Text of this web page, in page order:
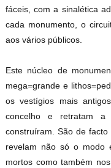
fáceis, com a sinalética
cada monumento, o
aos vários públicos.
Este núcleo de
mega=grande e
os vestígios mais
concelho e retratam
construíram. São de
revelam não só o modo
mortos como também